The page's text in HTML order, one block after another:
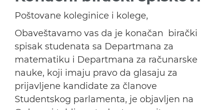
Poštovane koleginice i kolege,
Obaveštavamo vas da je konačan birački
spisak studenata sa Departmana za
matematiku i Departmana za računarske
nauke, koji imaju pravo da glasaju za
prijavljene kandidate za članove
Studentskog parlamenta, je objavljen na